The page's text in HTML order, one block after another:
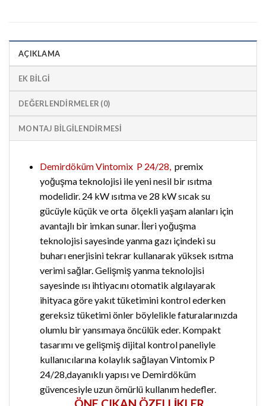
AÇIKLAMA
EK BILGI
DEĞERLENDIRMELER (0)
MONTAJ BİLGİLENDİRMESİ
Demirdöküm Vintomix P 24/28, premix
yoğuşma teknolojisi ile yeni nesil bir ısıtma
modelidir. 24 kW ısıtma ve 28 kW sıcak su
gücüyle küçük ve orta ölçekli yaşam alanları için
avantajlı bir imkan sunar. İleri yoğuşma
teknolojisi sayesinde yanma gazı içindeki su
buharı enerjisini tekrar kullanarak yüksek ısıtma
verimi sağlar. Gelişmiş yanma teknolojisi
sayesinde ısı ihtiyacını otomatik algılayarak
ihityaca göre yakıt tüketimini kontrol ederken
gereksiz tüketimi önler böylelikle faturalarınızda
olumlu bir yansımaya öncülük eder. Kompakt
tasarımı ve gelişmiş dijital kontrol paneliyle
kullanıcılarına kolaylık sağlayan Vintomix P
24/28,dayanıklı yapısı ve Demirdöküm
güvencesiyle uzun ömürlü kullanım hedefler.
ÖNE ÇIKAN ÖZELLİKLER